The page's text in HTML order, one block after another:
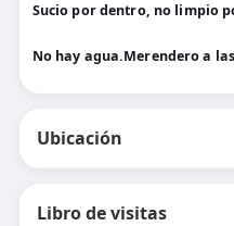
Sucio por dentro, no limpio
No hay agua.Merendero a
Ubicación
Libro de visitas